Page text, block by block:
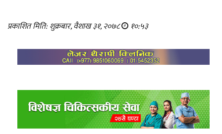
प्रकाशित मिति: शुक्रबार, वैशाख ३१, २०७८ १०:५३